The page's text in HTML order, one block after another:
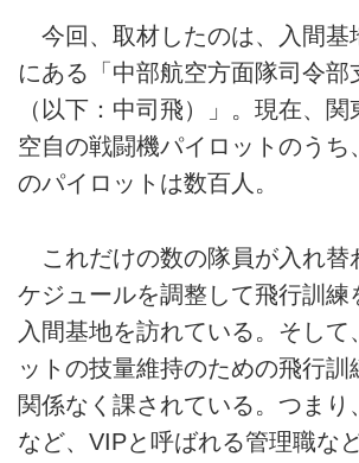
今回、取材したのは、入間基
にある「中部航空方面隊司令部
（以下：中司飛）」。現在、
空自の戦闘機パイロットのうち
のパイロットは数百人。
これだけの数の隊員が入れ替
ケジュールを調整して飛行訓練
入間基地を訪れている。そして
ットの技量維持のための飛行訓
関係なく課されている。つまり、
など、VIPと呼ばれる管理職な